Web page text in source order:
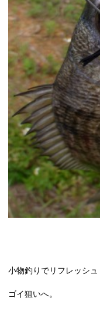
小物釣りでリフレッシ
ゴイ狙いへ。